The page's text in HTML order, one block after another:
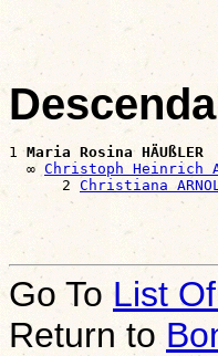
1 Maria Rosina HÄUßLER
  ∞
Christoph Heinrich
      2
Christiana
Go To List
Return to